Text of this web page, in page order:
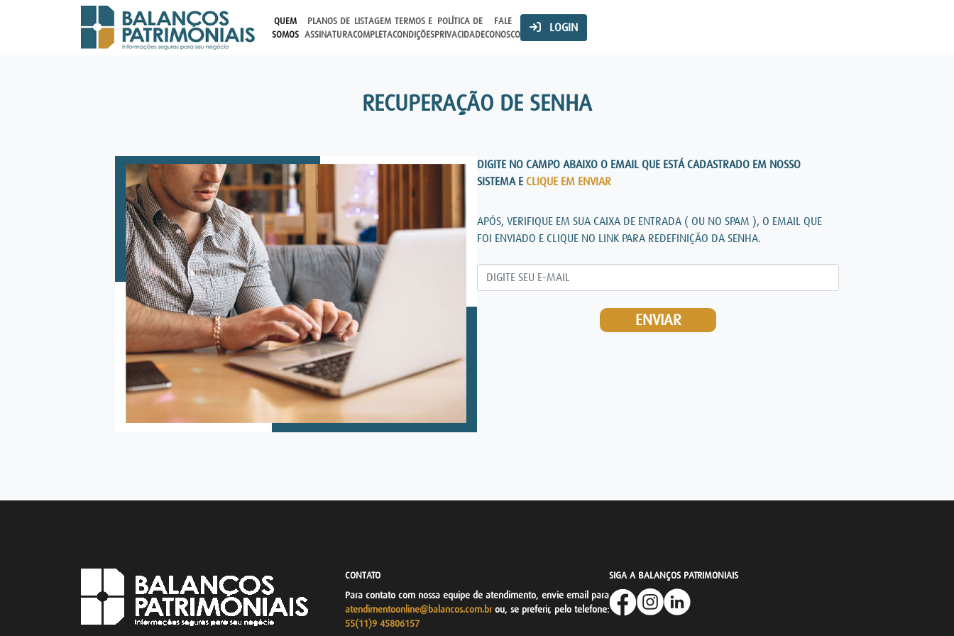
QUEM
SOMOS
PLANOS DE
ASSINATURA
LISTAGEM
COMPLETA
TERMOS E
CONDIÇÕES
POLÍTICA DE
PRIVACIDADE
FALE
CONOSCO
LOGIN
RECUPERAÇÃO DE SENHA
DIGITE NO CAMPO ABAIXO O EMAIL QUE ESTÁ CADASTRADO EM NOSSO
SISTEMA E CLIQUE EM ENVIAR
APÓS, VERIFIQUE EM SUA CAIXA DE ENTRADA ( OU NO SPAM ), O EMAIL QUE
FOI ENVIADO E CLIQUE NO LINK PARA REDEFINIÇÃO DA SENHA.
ENVIAR
CONTATO
Para contato com nossa equipe de atendimento, envie email para
atendimentoonline@balancos.com.br ou, se preferir, pelo telefone:
55(11)9 45806157
SIGA A BALANÇOS PATRIMONIAIS